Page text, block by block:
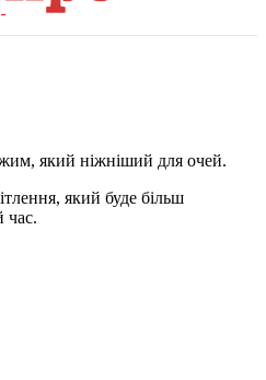
який ніжніший для очей.
який буде більш
час.